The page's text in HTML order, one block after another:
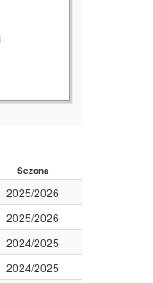
Sezona
2025/2026
2025/2026
2024/2025
2024/2025